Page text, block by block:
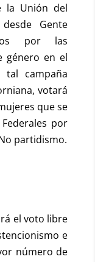
la Unión del
Gente
os por las
género en el
campaña
votará
que se
por
partidismo.
el voto libre
e
número de